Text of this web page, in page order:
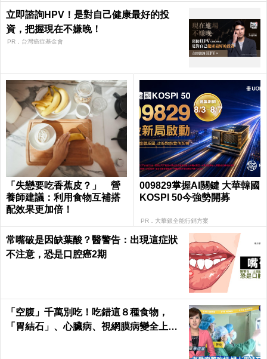
立即諮詢HPV！是對自己健康最好的投
資，把握現在不嫌晚！
PR．台灣癌症基金會
「失戀要吃香蕉皮？」 營
養師建議：利用食物互補搭
配效果更加倍！
009829掌握AI關鍵 大華韓國
KOSPI 50今強勢開募
PR．大華銀全能行銷方案
常嘴破是因缺葉酸？醫警告：出現這症狀
不注意，恐是口腔癌2期
「空腹」千萬別吃！吃錯這８種食物，
「胃結石」、心臟病、視網膜病變全上身